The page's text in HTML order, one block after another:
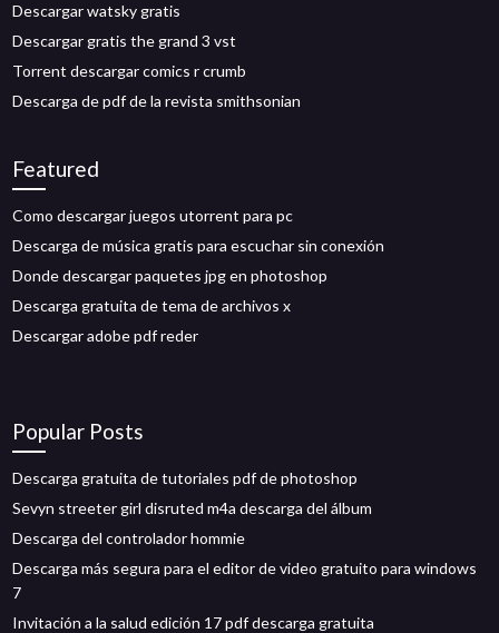
Descargar watsky gratis
Descargar gratis the grand 3 vst
Torrent descargar comics r crumb
Descarga de pdf de la revista smithsonian
Featured
Como descargar juegos utorrent para pc
Descarga de música gratis para escuchar sin conexión
Donde descargar paquetes jpg en photoshop
Descarga gratuita de tema de archivos x
Descargar adobe pdf reder
Popular Posts
Descarga gratuita de tutoriales pdf de photoshop
Sevyn streeter girl disruted m4a descarga del álbum
Descarga del controlador hommie
Descarga más segura para el editor de video gratuito para windows
7
Invitación a la salud edición 17 pdf descarga gratuita